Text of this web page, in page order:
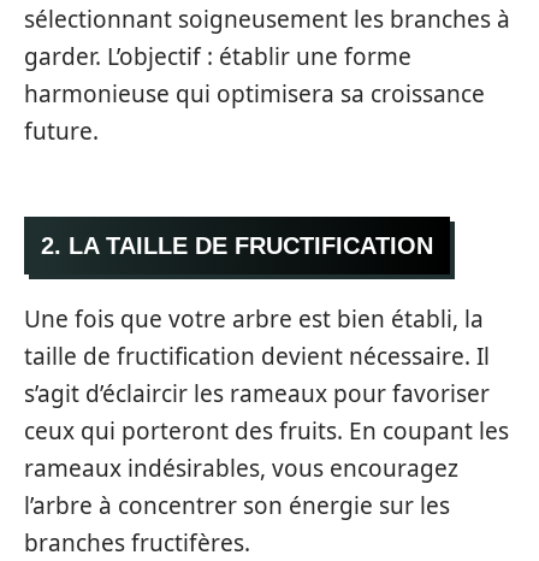
sélectionnant soigneusement les branches à
garder. L’objectif : établir une forme
harmonieuse qui optimisera sa croissance
future.
2. LA TAILLE DE FRUCTIFICATION
Une fois que votre arbre est bien établi, la
taille de fructification devient nécessaire. Il
s’agit d’éclaircir les rameaux pour favoriser
ceux qui porteront des fruits. En coupant les
rameaux indésirables, vous encouragez
l’arbre à concentrer son énergie sur les
branches fructifères.